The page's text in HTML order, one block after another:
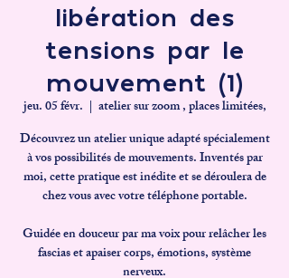
libération des
tensions par le
mouvement (1)
jeu. 05 févr.
  |
atelier sur zoom , places limitées,
Découvrez un atelier unique adapté spécialement
à vos possibilités de mouvements. Inventés par
moi, cette pratique est inédite et se déroulera de
chez vous avec votre téléphone portable.
Guidée en douceur par ma voix pour relâcher les
fascias et apaiser corps, émotions, système